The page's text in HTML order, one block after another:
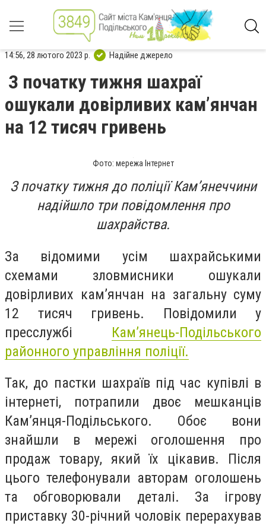
14:56, 28 лютого 2023 р. Надійне джерело
З початку тижня шахраї
ошукали довірливих кам’янчан
на 12 тисяч гривень
Фото: мережа Інтернет
З початку тижня до поліції Кам’янеччини
надійшло три повідомлення про
шахрайства.
За відомими усім шахрайськими
схемами зловмисники ошукали
довірливих кам’янчан на загальну суму
12 тисяч гривень. Повідомили у
пресслужбі Кам’янець-Подільського
районного управління поліції.
Так, до пастки шахраїв під час купівлі в
інтернеті, потрапили двоє мешканців
Кам’янця-Подільського. Обоє вони
знайшли в мережі оголошення про
продаж товару, який їх цікавив. Після
цього телефонували авторам оголошень
та обговорювали деталі. За ігрову
приставку 30-річний чоловік перерахував